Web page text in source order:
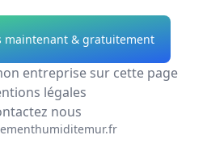
d'Humidité des
Murs Allier
Traitement
d'Humidité des
MursAlpes-de-
maintenant & gratuitement
entreprise sur cette page
légales
nous